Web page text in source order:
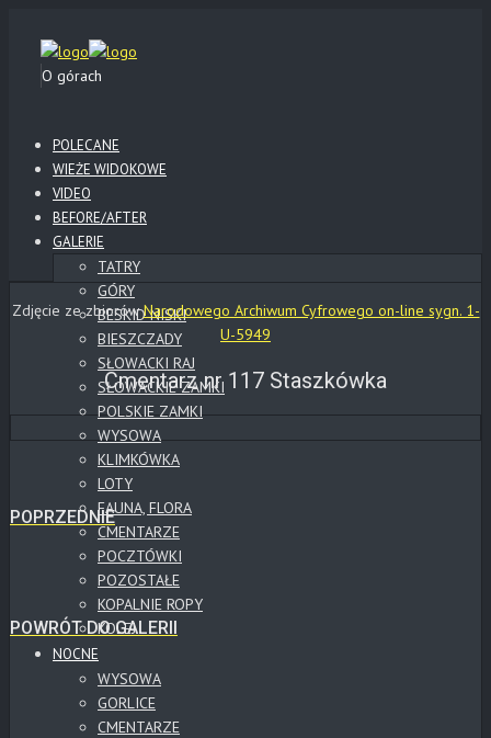
O górach
POLECANE
WIEŻE WIDOKOWE
VIDEO
BEFORE/AFTER
GALERIE
TATRY
GÓRY
BESKID NISKI
BIESZCZADY
SŁOWACKI RAJ
SŁOWACKIE ZAMKI
POLSKIE ZAMKI
WYSOWA
KLIMKÓWKA
LOTY
FAUNA, FLORA
CMENTARZE
POCZTÓWKI
POZOSTAŁE
KOPALNIE ROPY
KOLEJ
NOCNE
WYSOWA
GORLICE
CMENTARZE
Zdjęcie ze zbiorówNarodowego Archiwum Cyfrowego on-line sygn. 1-
U-5949
Cmentarz nr 117 Staszkówka
POPRZEDNIE
POWRÓT DO GALERII